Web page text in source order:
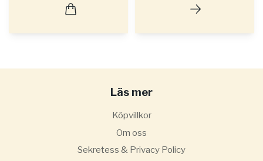
Läs mer
Köpvillkor
Om oss
Sekretess & Privacy Policy